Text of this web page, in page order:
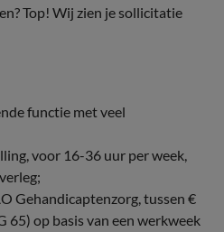
Top! Wij zien je sollicitatie
functie met veel
voor 16-36 uur per week,
Gehandicaptenzorg, tussen €
65) op basis van een werkweek